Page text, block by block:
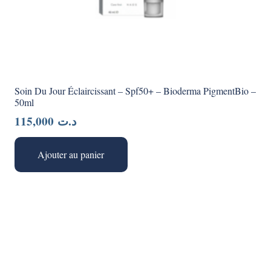
Soin Du Jour Éclaircissant – Spf50+ – Bioderma PigmentBio –
50ml
د.ت
Ajouter au panier